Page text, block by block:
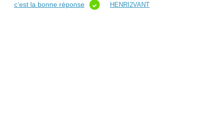
c’est la bonne réponse
HENRI2VANT